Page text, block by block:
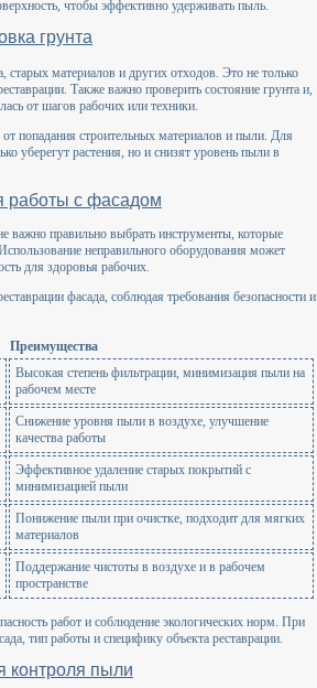
чтобы эффективно удерживать пыль.
грунта
материалов и других отходов. Это не только
Также важно проверить состояние грунта и,
от шагов рабочих или техники.
попадания строительных материалов и пыли. Для
уберегут растения, но и снизят уровень пыли в
работы с фасадом
важно правильно выбрать инструменты, которые
неправильного оборудования может
для здоровья рабочих.
фасада, соблюдая требования безопасности и
Преимущества
Высокая степень фильтрации, минимизация пыли на
рабочем месте
Снижение уровня пыли в воздухе, улучшение
качества работы
Эффективное удаление старых покрытий с
минимизацией пыли
Понижение пыли при очистке, подходит для мягких
материалов
Поддержание чистоты в воздухе и в рабочем
пространстве
работ и соблюдение экологических норм. При
тип работы и специфику объекта реставрации.
контроля пыли